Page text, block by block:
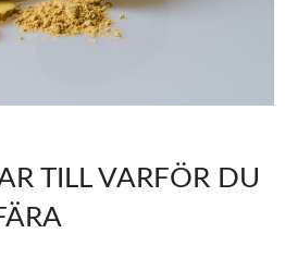
TILL VARFÖR DU